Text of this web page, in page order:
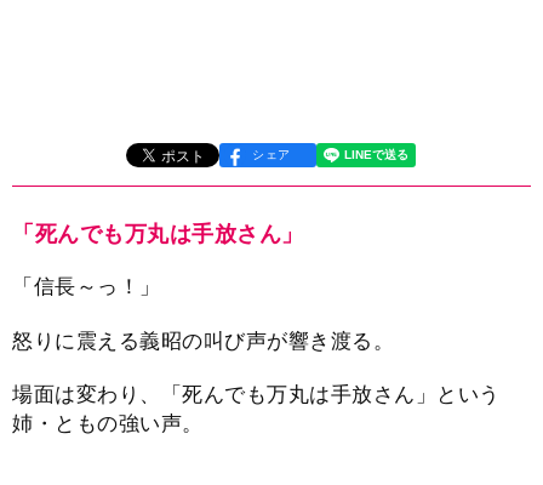
シェア
「死んでも万丸は手放さん」
「信長～っ！」
怒りに震える義昭の叫び声が響き渡る。
場面は変わり、「死んでも万丸は手放さん」という
姉・ともの強い声。